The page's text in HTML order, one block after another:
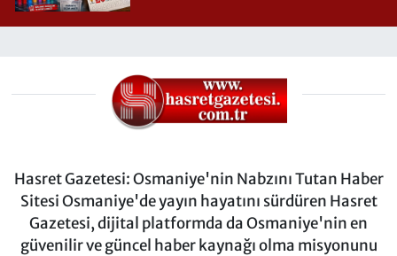
Hasret Gazetesi: Osmaniye'nin Nabzını Tutan Haber
Sitesi Osmaniye'de yayın hayatını sürdüren Hasret
Gazetesi, dijital platformda da Osmaniye'nin en
güvenilir ve güncel haber kaynağı olma misyonunu